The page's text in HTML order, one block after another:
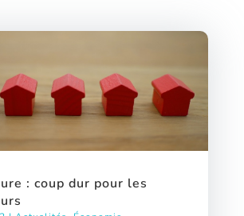
: coup dur pour les